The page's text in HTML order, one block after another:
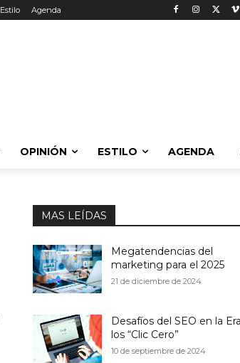
Estilo Agenda
OPINIÓN ESTILO AGENDA
MAS LEÍDAS
Megatendencias del
marketing para el 2025
21 de diciembre de 2024
Desafíos del SEO en la
los “Clic Cero”
10 de septiembre de 2024